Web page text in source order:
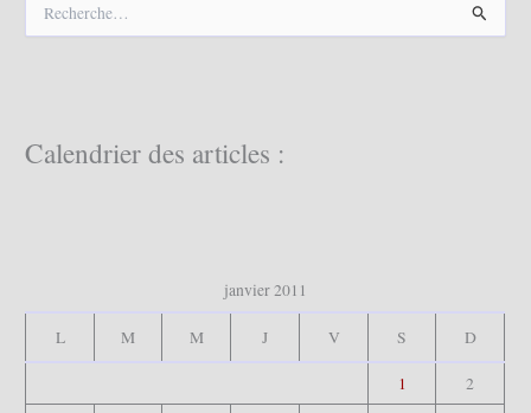
c
h
Calendrier des articles :
janvier 2011
L M M J V S D
1
2